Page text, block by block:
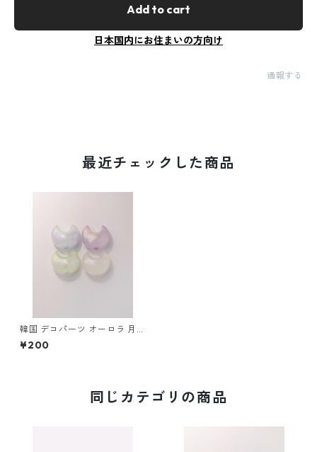
Add to cart
日本国内にお住まいの方向け
通報する
最近チェックした商品
韓国 デコパーツ オーロラ 月
ムーン ラメ ビーズ カスタムペ
ン用 1個
¥200
同じカテゴリの商品